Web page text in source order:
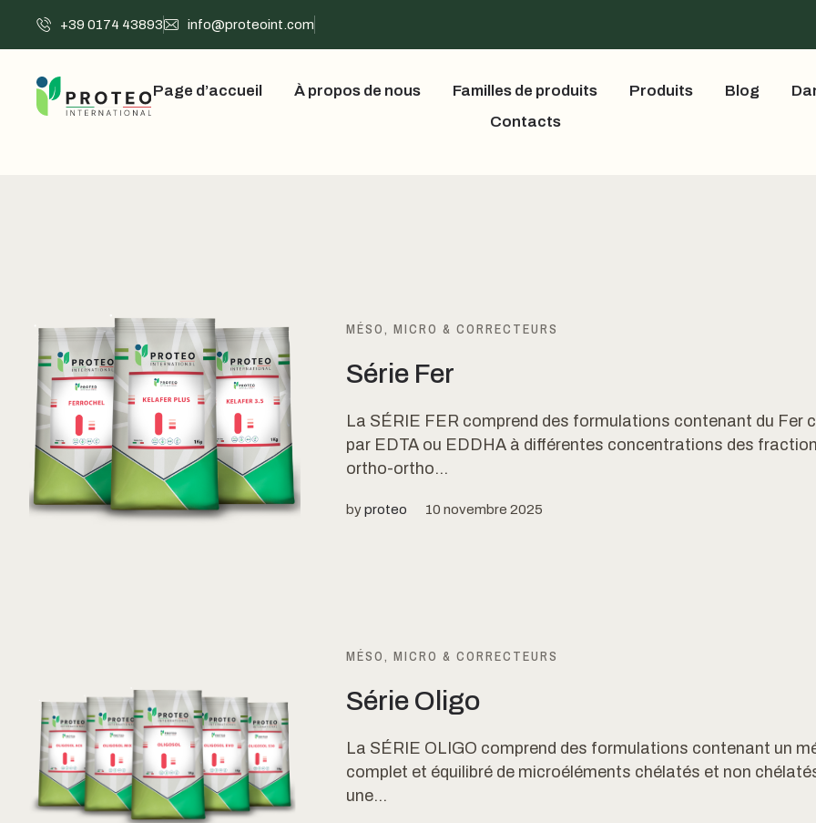
+39 0174 43893 info@proteoint.com
Page d’accueil À propos de nous Familles de produits Produits Blog
Contacts
MÉSO, MICRO & CORRECTEURS
Série Fer
La SÉRIE FER comprend des formulations contenant du Fer
par EDTA ou EDDHA à différentes concentrations des
ortho-ortho...
byproteo 10 novembre 2025
MÉSO, MICRO & CORRECTEURS
Série Oligo
La SÉRIE OLIGO comprend des formulations contenant un
complet et équilibré de microéléments chélatés et non
une...